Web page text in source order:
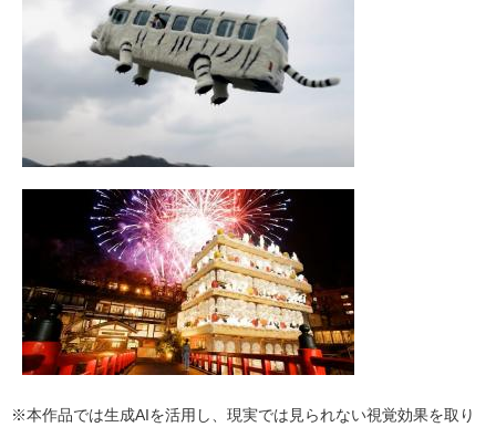
※本作品では生成AIを活用し、現実では見られない視覚効果を取り